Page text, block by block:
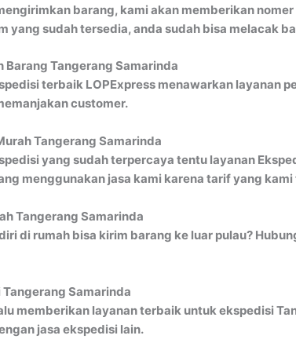
barang, kami akan memberikan
yang sudah tersedia, anda sudah bisa melacak
Barang Tangerang Samarinda
terbaik LOPExpress menawarkan layanan
customer.
Tangerang Samarinda
yang sudah terpercaya tentu layanan
menggunakan jasa kami karena tarif yang
Tangerang Samarinda
di rumah bisa kirim barang ke luar pulau?
Samarinda
memberikan layanan terbaik untuk ekspedisi
jasa ekspedisi lain.